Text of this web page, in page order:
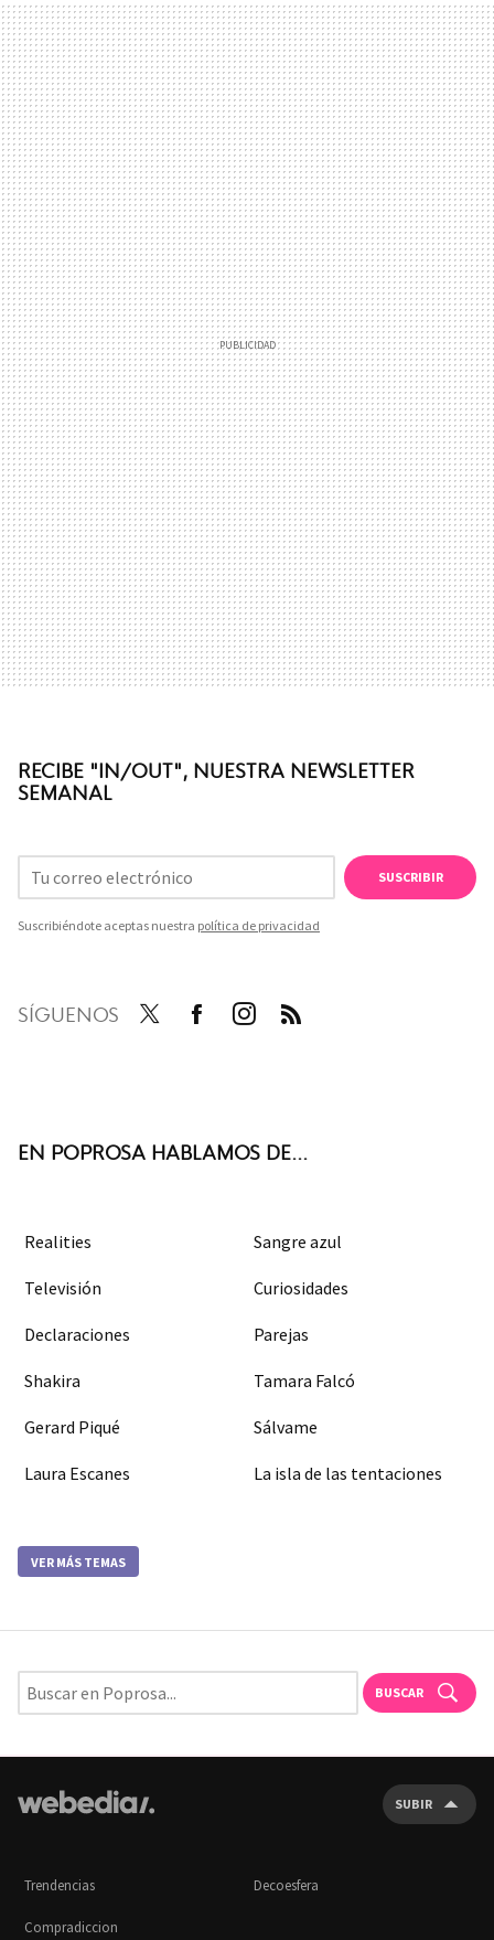
RECIBE "IN/OUT", NUESTRA NEWSLETTER
SEMANAL
SUSCRIBIR
Suscribiéndote aceptas nuestra política de privacidad
SÍGUENOS
EN POPROSA HABLAMOS DE...
Realities Sangre azul
Televisión Curiosidades
Declaraciones Parejas
Shakira Tamara Falcó
Gerard Piqué Sálvame
Laura Escanes La isla de las tentaciones
VER MÁS TEMAS
BUSCAR
SUBIR
Trendencias Decoesfera
Compradiccion